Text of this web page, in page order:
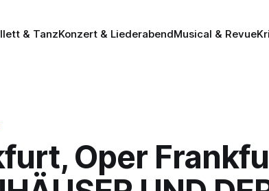
& TanzKonzert & LiederabendMusical & Revue
Oper